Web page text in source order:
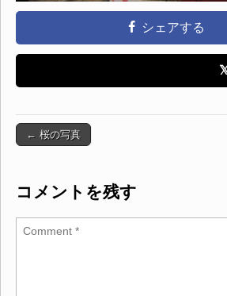
シェアする
Post navigation
← 桜の写真
コメントを残す